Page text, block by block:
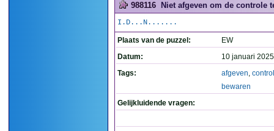
988116 Niet afgeven om de controle
I.D...N.......
Plaats van de puzzel:
EW
Datum:
10 januari
Tags:
afgeven,
bewaren
Gelijkluidende vragen: